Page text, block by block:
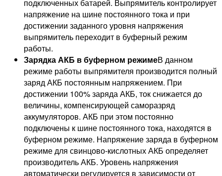
подключенных батарей. Выпрямитель контролирует
напряжение на шине постоянного тока и при
достижении заданного уровня напряжения
выпрямитель переходит в буферный режим
работы.
Зарядка АКБ в буферном режимеВ данном
режиме работы выпрямителя производится полный
заряд АКБ постоянным напряжением. При
достижении 100% заряда АКБ, ток снижается до
величины, компенсирующей саморазряд
аккумуляторов. АКБ при этом постоянно
подключены к шине постоянного тока, находятся в
буферном режиме. Напряжение заряда в буферном
режиме для свинцово-кислотных АКБ определяет
производитель АКБ. Уровень напряжения
автоматически регулируется в зависимости от